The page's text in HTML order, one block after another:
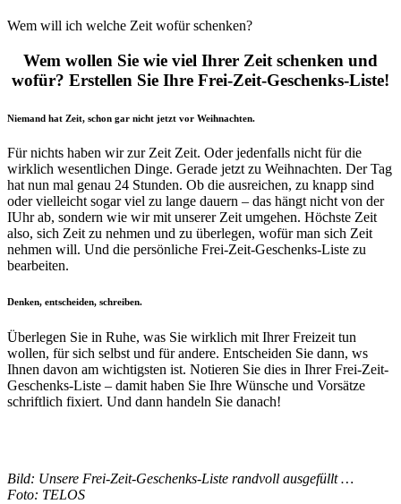
Wem will ich welche Zeit wofür schenken?
Wem wollen Sie wie viel Ihrer Zeit schenken und
wofür? Erstellen Sie Ihre Frei-Zeit-Geschenks-Liste!
Niemand hat Zeit, schon gar nicht jetzt vor Weihnachten.
Für nichts haben wir zur Zeit Zeit. Oder jedenfalls nicht für die
wirklich wesentlichen Dinge. Gerade jetzt zu Weihnachten. Der Tag
hat nun mal genau 24 Stunden. Ob die ausreichen, zu knapp sind
oder vielleicht sogar viel zu lange dauern – das hängt nicht von der
IUhr ab, sondern wie wir mit unserer Zeit umgehen. Höchste Zeit
also, sich Zeit zu nehmen und zu überlegen, wofür man sich Zeit
nehmen will. Und die persönliche Frei-Zeit-Geschenks-Liste zu
bearbeiten.
Denken, entscheiden, schreiben.
Überlegen Sie in Ruhe, was Sie wirklich mit Ihrer Freizeit tun
wollen, für sich selbst und für andere. Entscheiden Sie dann, ws
Ihnen davon am wichtigsten ist. Notieren Sie dies in Ihrer Frei-Zeit-
Geschenks-Liste – damit haben Sie Ihre Wünsche und Vorsätze
schriftlich fixiert. Und dann handeln Sie danach!
Bild: Unsere Frei-Zeit-Geschenks-Liste randvoll ausgefüllt …
Foto: TELOS